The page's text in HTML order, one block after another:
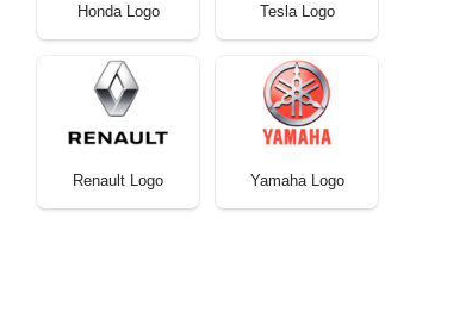
Honda Logo Tesla Logo
Renault Logo Yamaha Logo